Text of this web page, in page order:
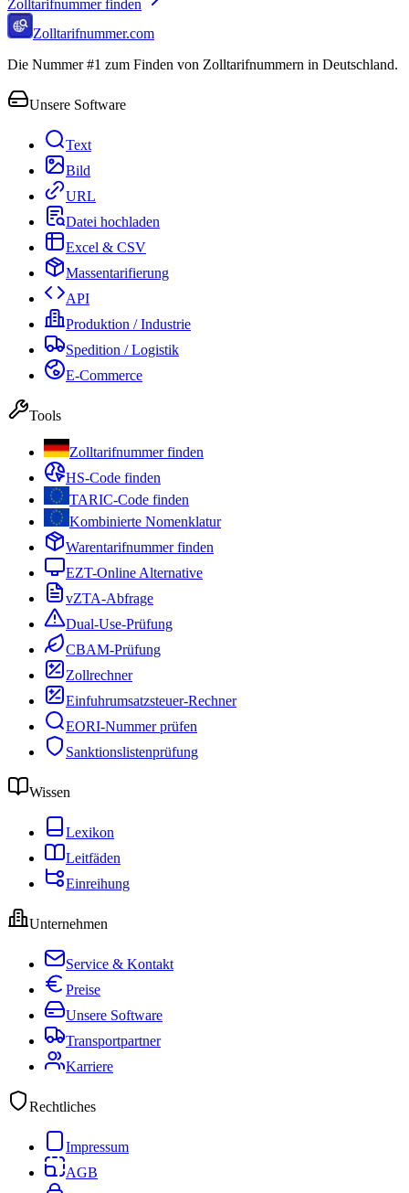
Zolltarifnummer finden
Zolltarifnummer.com
Die Nummer #1 zum Finden von Zolltarifnummern in Deutschland.
Unsere Software
Text
Bild
URL
Datei hochladen
Excel & CSV
Massentarifierung
API
Produktion / Industrie
Spedition / Logistik
E-Commerce
Tools
Zolltarifnummer finden
HS-Code finden
TARIC-Code finden
Kombinierte Nomenklatur
Warentarifnummer finden
EZT-Online Alternative
vZTA-Abfrage
Dual-Use-Prüfung
CBAM-Prüfung
Zollrechner
Einfuhrumsatzsteuer-Rechner
EORI-Nummer prüfen
Sanktionslistenprüfung
Wissen
Lexikon
Leitfäden
Einreihung
Unternehmen
Service & Kontakt
Preise
Unsere Software
Transportpartner
Karriere
Rechtliches
Impressum
AGB